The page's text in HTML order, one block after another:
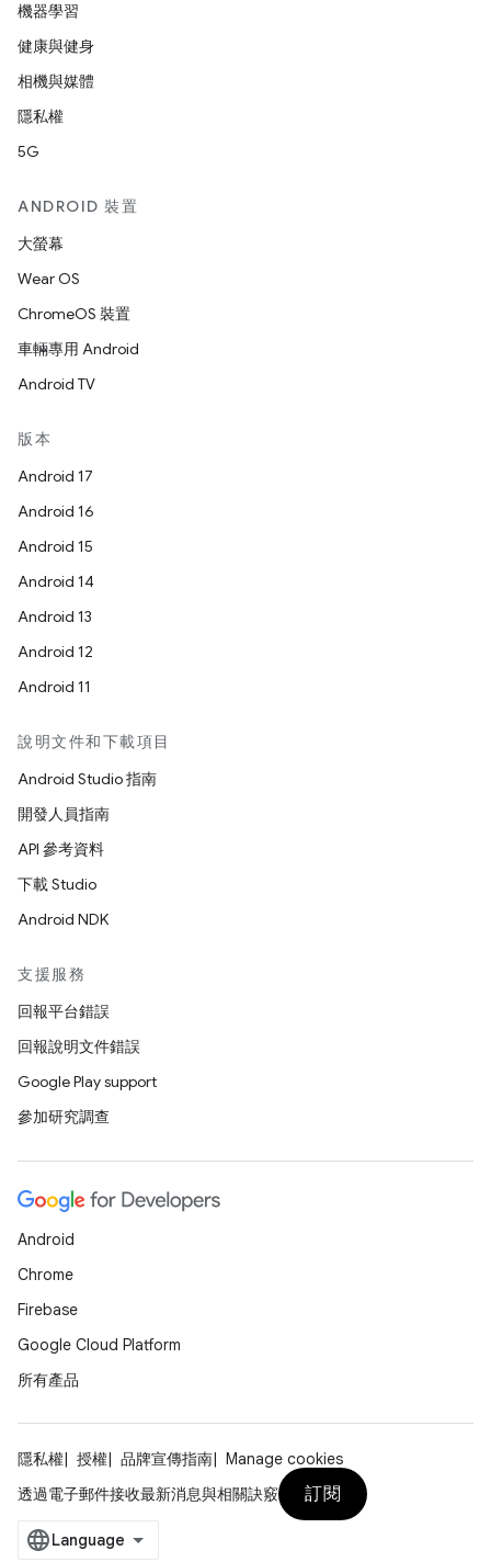
機器學習
健康與健身
相機與媒體
隱私權
5G
ANDROID 裝置
大螢幕
Wear OS
ChromeOS 裝置
車輛專用 Android
Android TV
版本
Android 17
Android 16
Android 15
Android 14
Android 13
Android 12
Android 11
說明文件和下載項目
Android Studio 指南
開發人員指南
API 參考資料
下載 Studio
Android NDK
支援服務
回報平台錯誤
回報說明文件錯誤
Google Play support
參加研究調查
Android
Chrome
Firebase
Google Cloud Platform
所有產品
隱私權 授權 品牌宣傳指南
Manage cookies
透過電子郵件接收最新消息與相關訣竅
訂閱